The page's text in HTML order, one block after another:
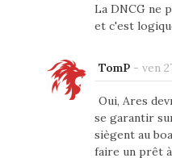
La DNCG ne
et c'est
TomP- ven
Oui, Ares
se garantir
siègent au
faire un prêt